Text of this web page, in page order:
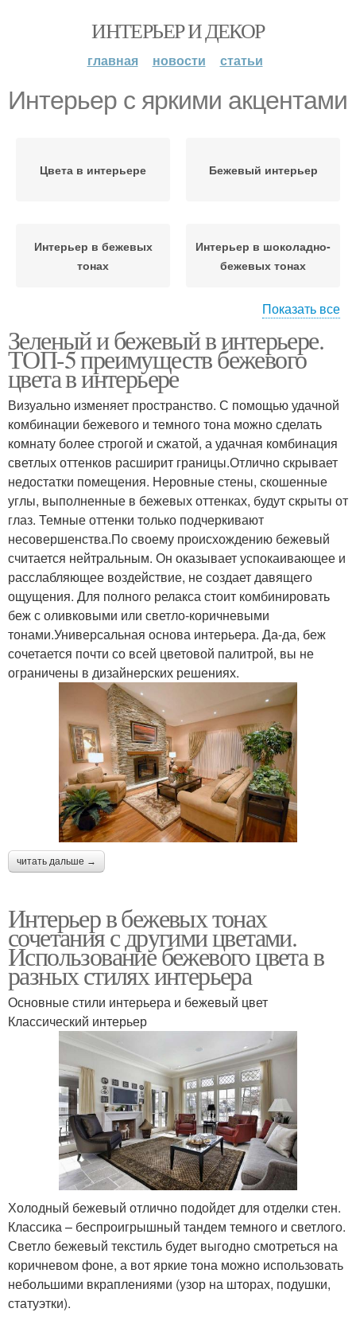
ИНТЕРЬЕР И ДЕКОР
главная новости статьи
Интерьер с яркими акцентами
Цвета в интерьере Бежевый интерьер
Интерьер в бежевых
тонах
Интерьер в шоколадно-
бежевых тонах
Цветы в интерьере Цвет в интерьере
Бежево-коричневый
интерьер
Серо-бежевый
интерьер
Бежево-фиолетовый
интерьер
Бежево-розовый
интерьер
Бежево-желтый
интерьер
Брюля в интерьере
Стены в интерьере
Показать все
Зеленый и бежевый в интерьере.
ТОП-5 преимуществ бежевого
цвета в интерьере
Визуально изменяет пространство. С помощью удачной
комбинации бежевого и темного тона можно сделать
комнату более строгой и сжатой, а удачная комбинация
светлых оттенков расширит границы.Отлично скрывает
недостатки помещения. Неровные стены, скошенные
углы, выполненные в бежевых оттенках, будут скрыты от
глаз. Темные оттенки только подчеркивают
несовершенства.По своему происхождению бежевый
считается нейтральным. Он оказывает успокаивающее и
расслабляющее воздействие, не создает давящего
ощущения. Для полного релакса стоит комбинировать
беж с оливковыми или светло-коричневыми
тонами.Универсальная основа интерьера. Да-да, беж
сочетается почти со всей цветовой палитрой, вы не
ограничены в дизайнерских решениях.
читать дальше →
Интерьер в бежевых тонах
сочетания с другими цветами.
Использование бежевого цвета в
разных стилях интерьера
Основные стили интерьера и бежевый цвет
Классический интерьер
Холодный бежевый отлично подойдет для отделки стен.
Классика – беспроигрышный тандем темного и светлого.
Светло бежевый текстиль будет выгодно смотреться на
коричневом фоне, а вот яркие тона можно использовать
небольшими вкраплениями (узор на шторах, подушки,
статуэтки).